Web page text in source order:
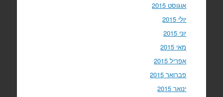
אוגוסט 2015
יולי 2015
יוני 2015
מאי 2015
אפריל 2015
פברואר 2015
ינואר 2015